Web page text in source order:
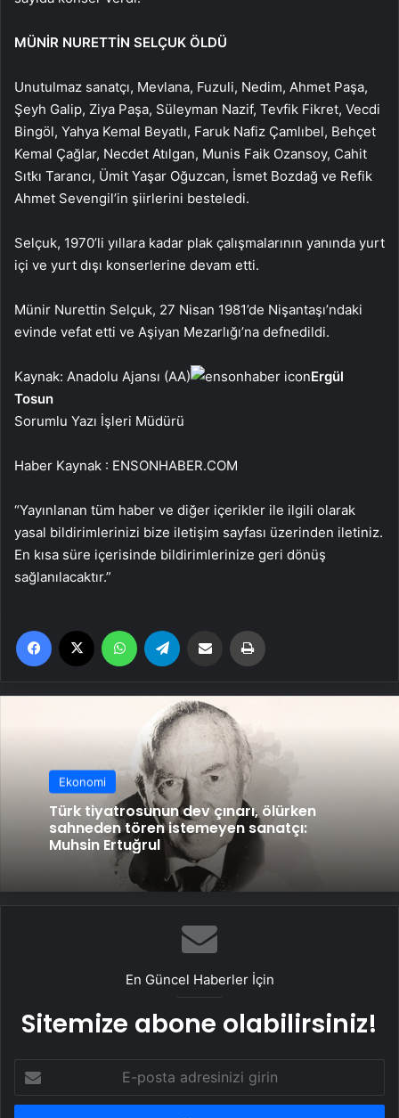
MÜNİR NURETTİN SELÇUK ÖLDÜ
Unutulmaz sanatçı, Mevlana, Fuzuli, Nedim, Ahmet Paşa,
Şeyh Galip, Ziya Paşa, Süleyman Nazif, Tevfik Fikret, Vecdi
Bingöl, Yahya Kemal Beyatlı, Faruk Nafiz Çamlıbel, Behçet
Kemal Çağlar, Necdet Atılgan, Munis Faik Ozansoy, Cahit
Sıtkı Tarancı, Ümit Yaşar Oğuzcan, İsmet Bozdağ ve Refik
Ahmet Sevengil’in şiirlerini besteledi.
Selçuk, 1970’li yıllara kadar plak çalışmalarının yanında yurt
içi ve yurt dışı konserlerine devam etti.
Münir Nurettin Selçuk, 27 Nisan 1981’de Nişantaşı’ndaki
evinde vefat etti ve Aşiyan Mezarlığı’na defnedildi.
Kaynak: Anadolu Ajansı (AA)
Ergül
Tosun
Sorumlu Yazı İşleri Müdürü
Haber Kaynak : ENSONHABER.COM
“Yayınlanan tüm haber ve diğer içerikler ile ilgili olarak
yasal bildirimlerinizi bize iletişim sayfası üzerinden iletiniz.
En kısa süre içerisinde bildirimlerinize geri dönüş
sağlanılacaktır.”
Facebook WhatsApp Email'den paylaş
Ekonomi
Türk tiyatrosunun dev çınarı, ölürken
sahneden tören istemeyen sanatçı:
Muhsin Ertuğrul
En Güncel Haberler İçin
Sitemize abone olabilirsiniz!
posta
adresinizi